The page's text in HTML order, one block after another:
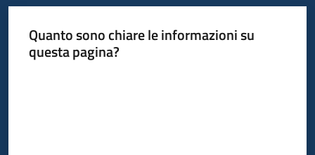
Quanto sono chiare le informazioni su
questa pagina?